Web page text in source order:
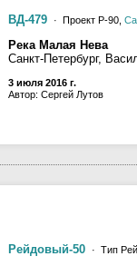
ВД-479 · Проект Р-90,
Река Малая Нева
Санкт-Петербург,
3 июля 2016 г.
Автор: Сергей Лутов
Рейдовый-50 · Тип